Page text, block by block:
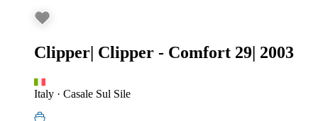
Clipper Clipper - Comfort 29 2003
Italy · Casale Sul Sile